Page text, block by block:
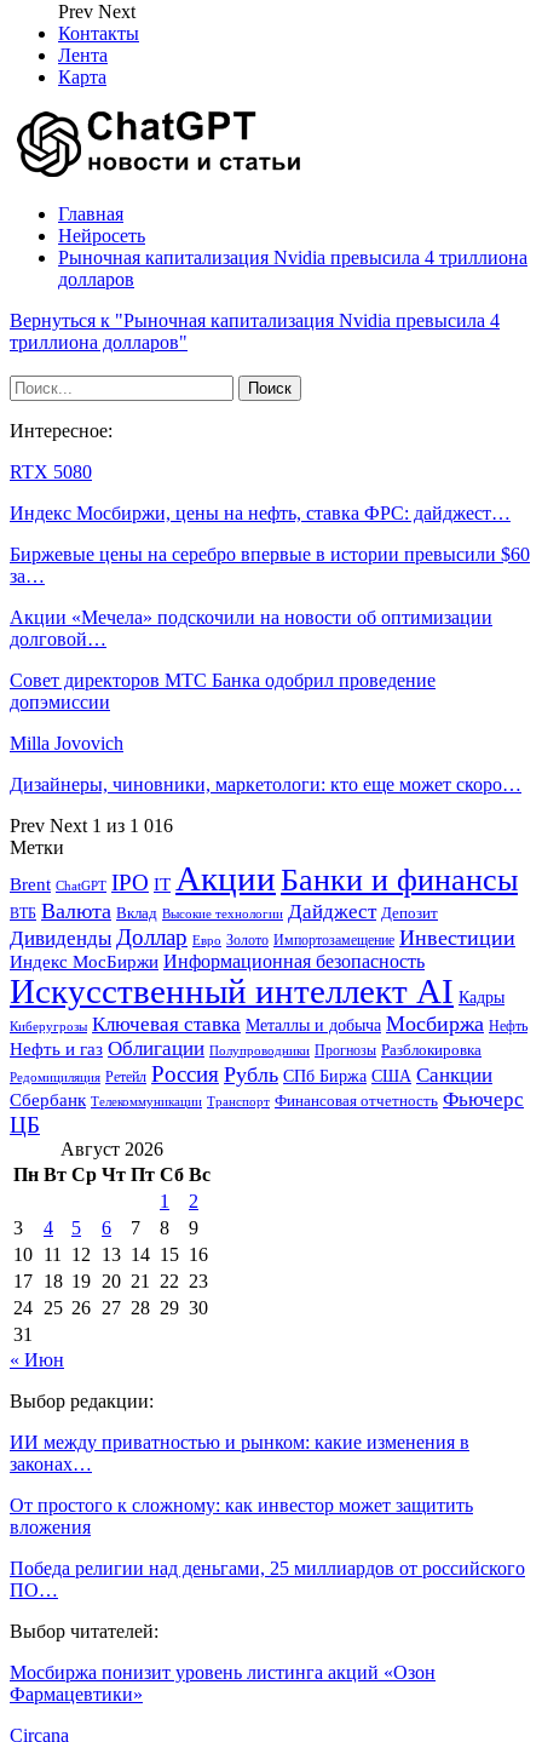
Prev Next
Контакты
Лента
Карта
Главная
Нейросеть
Рыночная капитализация Nvidia превысила 4 триллиона
долларов
Вернуться к "Рыночная капитализация Nvidia превысила 4
триллиона долларов"
Интересное:
RTX 5080
Индекс Мосбиржи, цены на нефть, ставка ФРС: дайджест…
Биржевые цены на серебро впервые в истории превысили $60
за…
Акции «Мечела» подскочили на новости об оптимизации
долговой…
Совет директоров МТС Банка одобрил проведение
допэмиссии
Milla Jovovich
Дизайнеры, чиновники, маркетологи: кто еще может скоро…
Prev Next 1 из 1 016
Метки
Brent ChatGPT IPO IT АкцииБанки и финансы
ВТБ Валюта Вклад Высокие технологии Дайджест Депозит
Дивиденды Доллар Евро Золото Импортозамещение Инвестиции
Индекс МосБиржи Информационная безопасность
Искусственный интеллект AI Кадры
Киберугрозы Ключевая ставка Металлы и добыча Мосбиржа Нефть
Нефть и газ Облигации Полупроводники Прогнозы Разблокировка
Редомициляция Ретейл Россия Рубль СПб Биржа США Санкции
Сбербанк Телекоммуникации Транспорт Финансовая отчетность Фьючерс
ЦБ
Август 2026
Пн Вт Ср Чт Пт Сб Вс
1
2
3
4 5 6 7 8
9
10 11 12 13 14 15 16
17 18 19 20 21 22 23
24 25 26 27 28 29 30
31
« Июн
Выбор редакции:
ИИ между приватностью и рынком: какие изменения в
законах…
От простого к сложному: как инвестор может защитить
вложения
Победа религии над деньгами, 25 миллиардов от российского
ПО…
Выбор читателей:
Мосбиржа понизит уровень листинга акций «Озон
Фармацевтики»
Circana